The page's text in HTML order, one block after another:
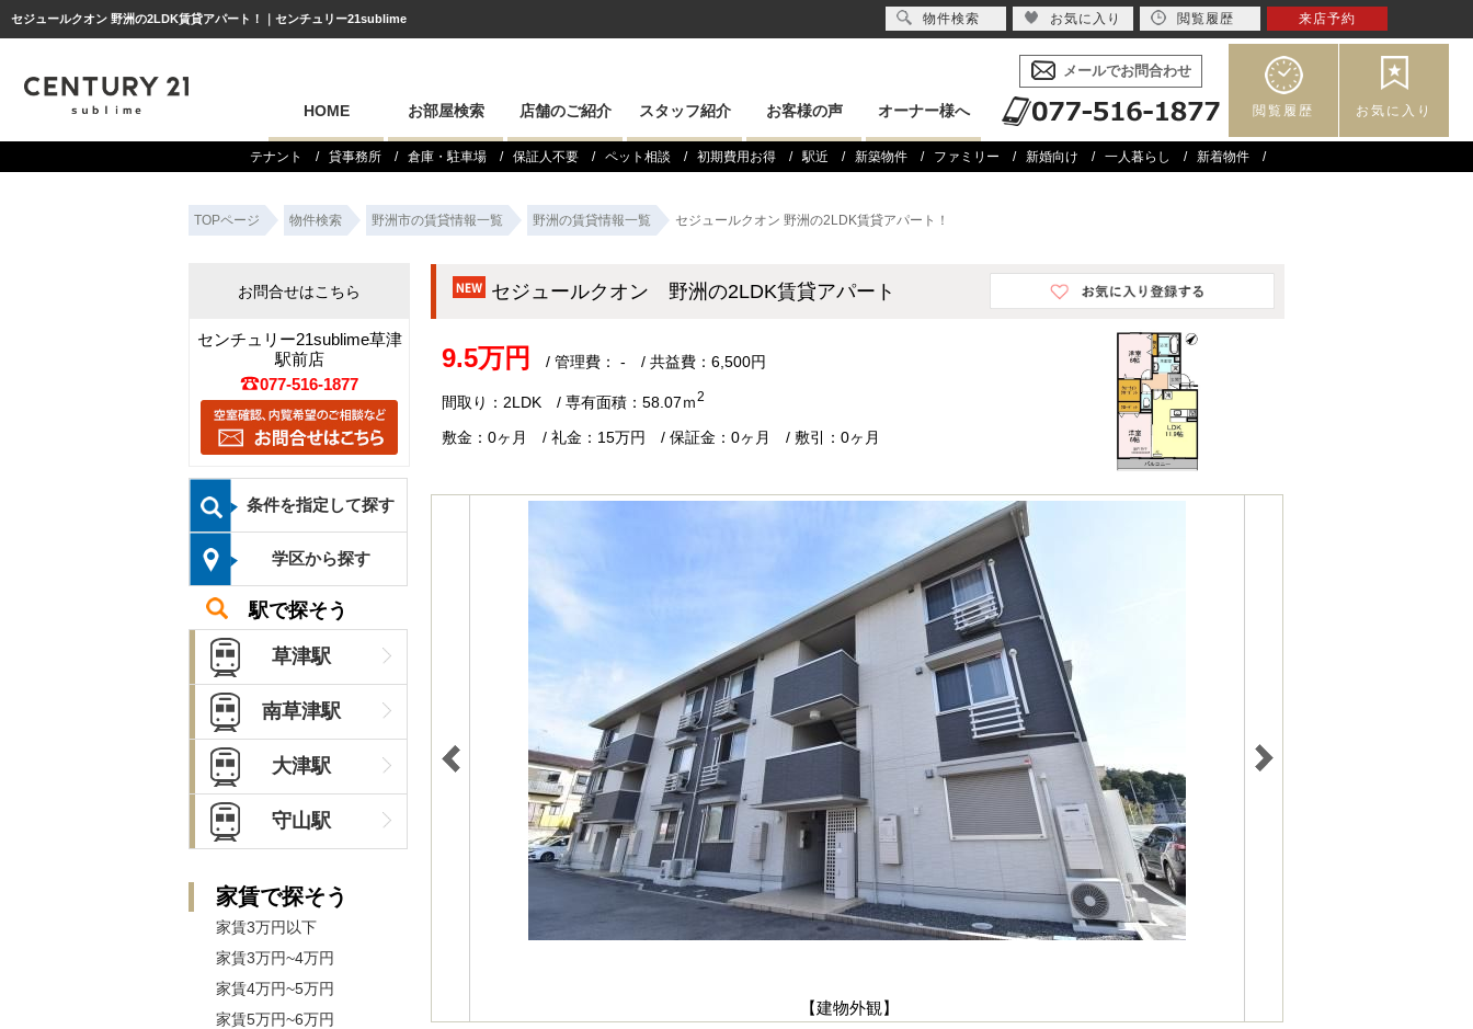
セジュールクオン 野洲の2LDK賃貸アパート！｜センチュリー21sublime
HOME お部屋検索 店舗のご紹介 スタッフ紹介 お客様の声 オーナー様へ
メールでお問合わせ
閲覧履歴 お気に入り
テナント 貸事務所 倉庫・駐車場 保証人不要 ペット相談 初期費用お得 駅近 新築物件 ファミリー 新婚向け 一人暮らし 新着物件
TOPページ 物件検索 野洲市の賃貸情報一覧 野洲の賃貸情報一覧 セジュールクオン 野洲の2LDK賃貸アパート！
セジュールクオン 野洲の2LDK賃貸アパート
9.5万円 / 管理費： - / 共益費：6,500円
間取り：2LDK / 専有面積：58.07ｍ2
敷金：0ヶ月 / 礼金：15万円 / 保証金：0ヶ月 / 敷引：0ヶ月
【建物外観】
お問合せはこちら
センチュリー21sublime草津
駅前店
077-516-1877
条件を指定して探す
学区から探す
駅で探そう
草津駅
南草津駅
大津駅
守山駅
家賃で探そう
家賃3万円以下
家賃3万円~4万円
家賃4万円~5万円
家賃5万円~6万円
物件検索 お気に入り 閲覧履歴 来店予約